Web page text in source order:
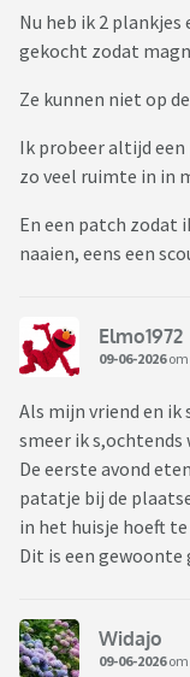
Nu heb ik 2
gekocht zodat
Ze kunnen niet op
Ik probeer altijd
zo veel ruimte in in
En een patch zodat
naaien, eens een
Elmo1972
09-06-2026om
Als mijn vriend en ik
smeer ik s,ochtends
De eerste avond
patatje bij de
in het huisje hoeft
Dit is een gewoonte
Widajo
09-06-2026om